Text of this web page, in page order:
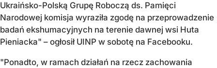
Ukraińsko-Polską Grupę Roboczą ds. Pamięci
Narodowej komisja wyraziła zgodę na przeprowadzenie
badań ekshumacyjnych na terenie dawnej wsi Huta
Pieniacka" – ogłosił UINP w sobotę na Facebooku.
"Ponadto, w ramach działań na rzecz zachowania